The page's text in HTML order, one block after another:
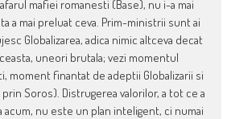
mafiei romanesti (Base), nu i-a mai
a mai preluat ceva. Prim-ministrii sunt ai
Globalizarea, adica nimic altceva decat
uneori brutala; vezi momentul
moment finantat de adeptii Globalizarii si
Soros). Distrugerea valorilor, a tot ce a
nu este un plan inteligent, ci numai